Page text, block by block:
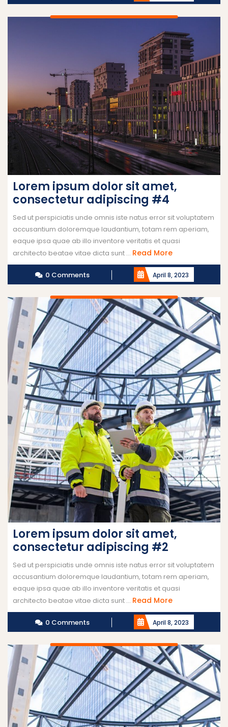
Lorem ipsum dolor sit amet,
consectetur adipiscing #4
Sed ut perspiciatis unde omnis iste natus error sit voluptatem
accusantium doloremque laudantium, totam rem aperiam,
eaque ipsa quae ab illo inventore veritatis et quasi
architecto beatae vitae dicta sunt ... Read More
0 Comments April 8, 2023
Lorem ipsum dolor sit amet,
consectetur adipiscing #2
Sed ut perspiciatis unde omnis iste natus error sit voluptatem
accusantium doloremque laudantium, totam rem aperiam,
eaque ipsa quae ab illo inventore veritatis et quasi
architecto beatae vitae dicta sunt ... Read More
0 Comments April 8, 2023